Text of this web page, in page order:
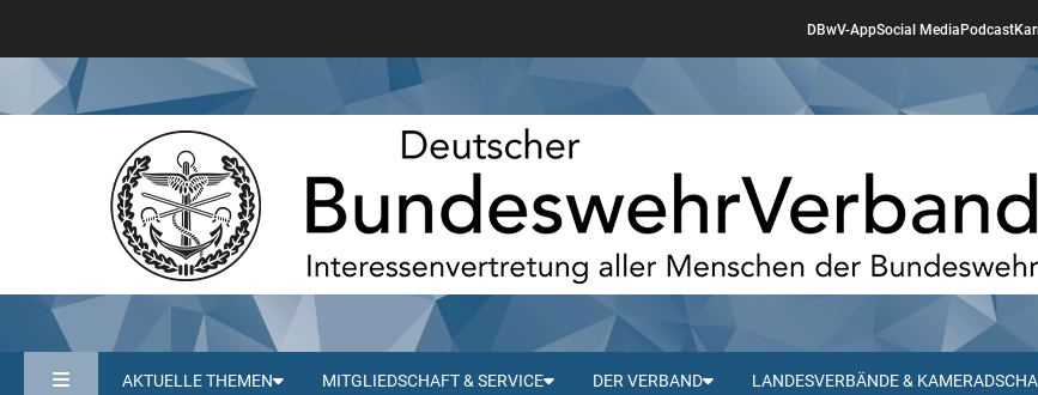
DBwV-AppSocial Media Podcast
AKTUELLE THEMEN MITGLIEDSCHAFT & SERVICE DER VERBAND LANDESVERBÄNDE &